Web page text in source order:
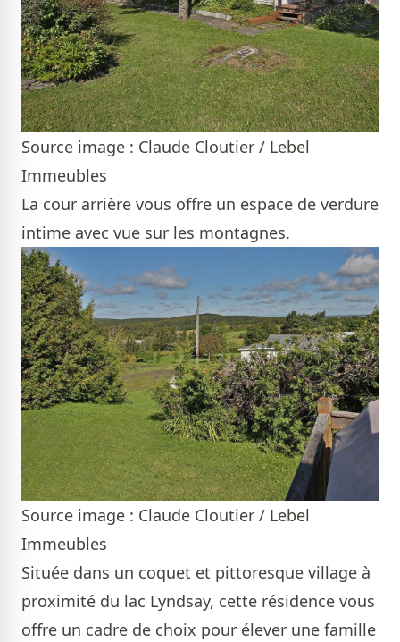
Source image : Claude Cloutier / Lebel
Immeubles
La cour arrière vous offre un espace de verdure
intime avec vue sur les montagnes.
Source image : Claude Cloutier / Lebel
Immeubles
Située dans un coquet et pittoresque village à
proximité du lac Lyndsay, cette résidence vous
offre un cadre de choix pour élever une famille